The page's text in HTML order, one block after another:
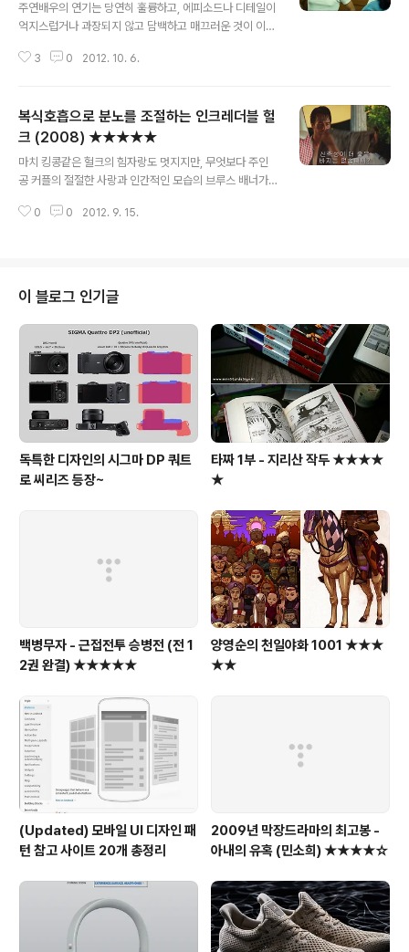
주연배우의 연기는 당연히 훌륭하고, 에피소드나 디테일이
억지스럽거나 과장되지 않고 담백하고 매끄러운 것이 이
지 울적한 기분이 든다면 기분전환용으로 최고... 굳이 한가
린다는게... 2) 우산사러갔다 미끌어진 동철이... 3) 앞으로
는 옆방여자라고 부르지 말아줄래요? 이상한 관계같잖아
요. 옆방여자가 왜? 그럼 뭐라고 부르냐? 옆방세입자라고
불러주세요. 4) 교육방송은 뭐하러 봐요? 그냥 보는 거야.
요새 얘들이 뭐 배우나 궁금해서... 5) 안되겠지? 되요... 6)
에스키모인들은요, 너무 추운밤에는 혼자 자지않고 개를
3 0 2012. 10. 6.
복식호흡으로 분노를 조절하는 인크레더블 헐
크 (2008) ★★★★★
마치 킹콩같은 헐크의 힘자랑도 멋지지만, 무엇보다 주인
공 커플의 절절한 사랑과 인간적인 모습의 브루스 배너가
판 헐크를 보지는 못했지만, 네이버영화 평점의 단순비교
크 인더스트리의 신무기 음파대포 출동!4) 헐크와 브론스
키의 두번째 만남...5) 은근히 매력적인 형태의 괴물, 어보
미네이션6) 엄마야! 반가운 얼굴 토니 스타크 등장... 어벤
저스를 위한 떡밥인듯...
0 0 2012. 9. 15.
이 블로그 인기글
독특한 디자인의 시그마 DP 쿼트
로 씨리즈 등장~
타짜 1부 - 지리산 작두 ★★★★
★
백병무자 - 근접전투 승병전 (전 1
2권 완결) ★★★★★
양영순의 천일야화 1001 ★★★
★★
(Updated) 모바일 UI 디자인 패
턴 참고 사이트 20개 총정리
2009년 막장드라마의 최고봉 -
아내의 유혹 (민소희) ★★★★☆